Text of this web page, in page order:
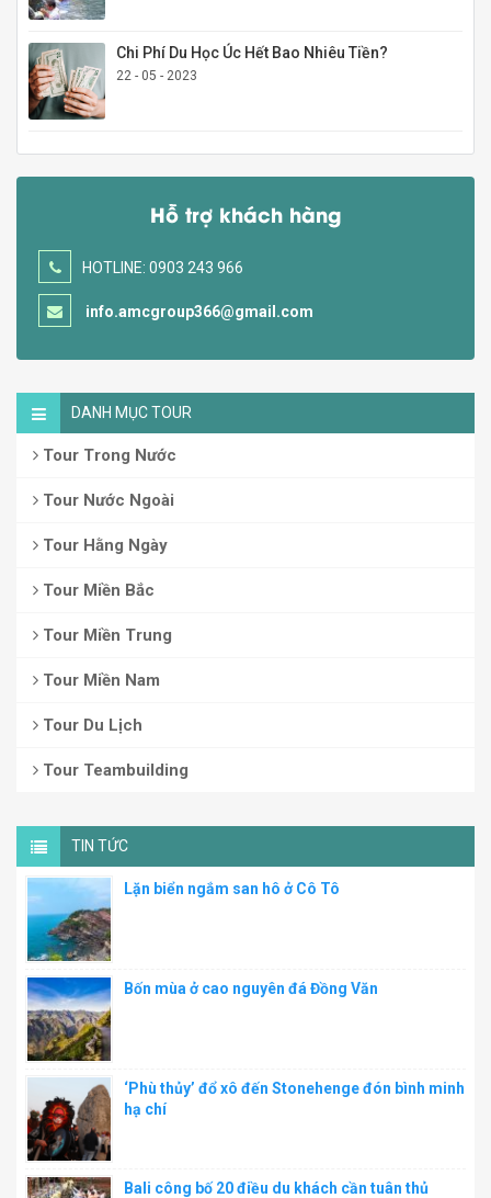
Chi Phí Du Học Úc Hết Bao Nhiêu Tiền?
22 - 05 - 2023
Hỗ trợ khách hàng
HOTLINE: 0903 243 966
info.amcgroup366@gmail.com
DANH MỤC TOUR
Tour Trong Nước
Tour Nước Ngoài
Tour Hằng Ngày
Tour Miền Bắc
Tour Miền Trung
Tour Miền Nam
Tour Du Lịch
Tour Teambuilding
TIN TỨC
Lặn biển ngắm san hô ở Cô Tô
Bốn mùa ở cao nguyên đá Đồng Văn
‘Phù thủy’ đổ xô đến Stonehenge đón bình minh
hạ chí
Bali công bố 20 điều du khách cần tuân thủ